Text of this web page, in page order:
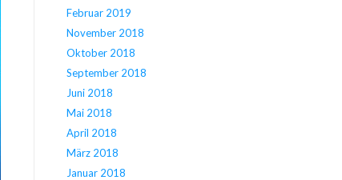
Februar 2019
November 2018
Oktober 2018
September 2018
Juni 2018
Mai 2018
April 2018
März 2018
Januar 2018